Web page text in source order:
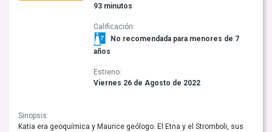
93 minutos
Calificación:
No recomendada para menores de 7
años
Estreno:
Viernes 26 de Agosto de 2022
Sinopsis:
Katia era geoquímica y Maurice geólogo. El Etna y el Stromboli, sus